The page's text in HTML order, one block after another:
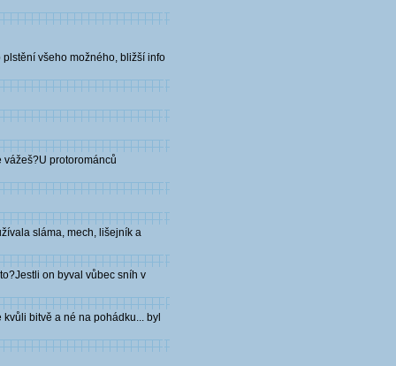
všeho možného, bližší info
vážeš?U protorománců
sláma, mech, lišejník a
on byval vůbec sníh v
bitvě a né na pohádku... byl